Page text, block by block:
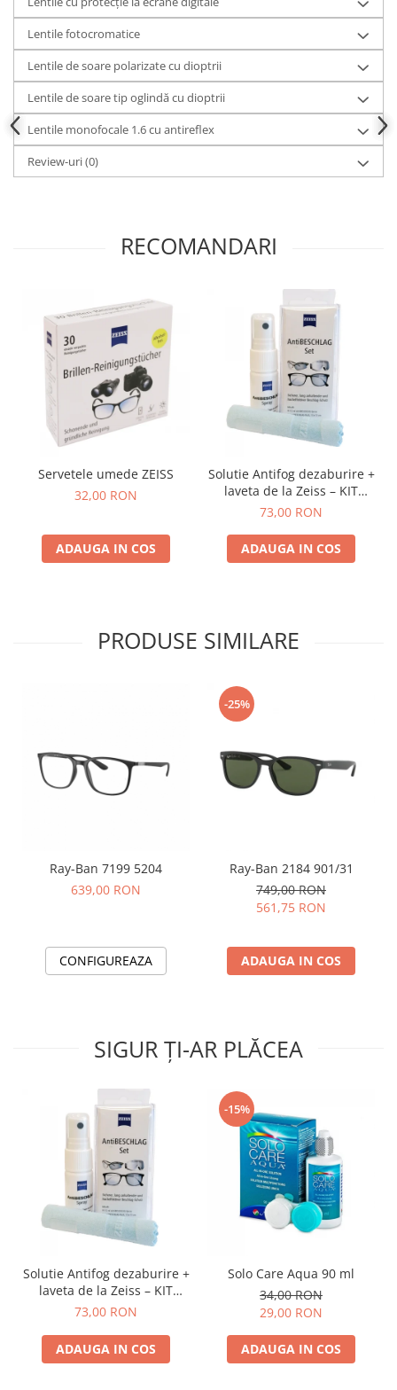
Lentile fotocromatice
Lentile de soare polarizate cu dioptrii
Lentile de soare tip oglindă cu dioptrii
Lentile monofocale 1.6 cu antireflex
Review-uri(0)
RECOMANDARI
Servetele umede ZEISS
32,00 RON
ADAUGA IN COS
Solutie Antifog dezaburire +
laveta de la Zeiss – KIT
COMPLET
73,00 RON
ADAUGA IN COS
PRODUSE SIMILARE
Ray-Ban 7199 5204
639,00 RON
CONFIGUREAZA
-25%
Ray-Ban 2184 901/31
749,00 RON
561,75 RON
ADAUGA IN COS
SIGUR ȚI-AR PLĂCEA
Solutie Antifog dezaburire +
laveta de la Zeiss – KIT
COMPLET
73,00 RON
ADAUGA IN COS
-15%
Solo Care Aqua 90 ml
34,00 RON
29,00 RON
ADAUGA IN COS